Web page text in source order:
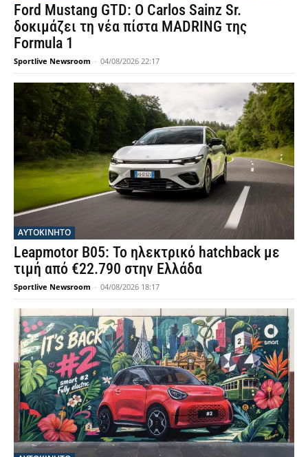
Ford Mustang GTD: Ο Carlos Sainz Sr.
δοκιμάζει τη νέα πίστα MADRING της
Formula 1
Sportlive Newsroom - 04/08/2026 22:17
ΑΥΤΟΚΙΝΗΤΟ
Leapmotor B05: Το ηλεκτρικό hatchback με
τιμή από €22.790 στην Ελλάδα
Sportlive Newsroom - 04/08/2026 18:17